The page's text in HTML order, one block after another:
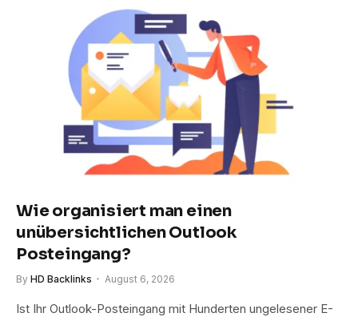
Wie organisiert man einen
unübersichtlichen Outlook
Posteingang?
By HD Backlinks August 6, 2026
Ist Ihr Outlook-Posteingang mit Hunderten ungelesener E-